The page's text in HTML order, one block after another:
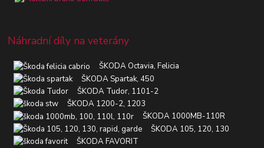
Náhradní díly na veterány
ŠKODA Octavia, Felicia
ŠKODA Spartak, 450
ŠKODA Tudor, 1101-2
ŠKODA 1200-2, 1203
ŠKODA 1000MB-110R
ŠKODA 105, 120, 130
ŠKODA FAVORIT